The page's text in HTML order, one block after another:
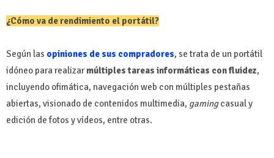
¿Cómo va de rendimiento el portátil?
Según las opiniones de sus compradores, se trata de un portátil
idóneo para realizar múltiples tareas informáticas con fluidez,
incluyendo ofimática, navegación web con múltiples pestañas
abiertas, visionado de contenidos multimedia, gamingcasual y
edición de fotos y vídeos, entre otras.